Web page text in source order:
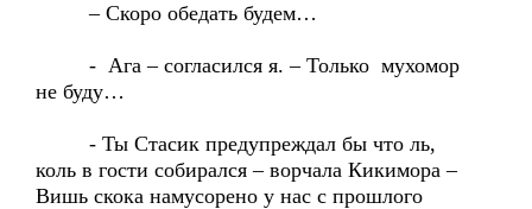
– Скоро обедать будем…
- Ага – согласился я. – Только мухомор
не буду…
- Ты Стасик предупреждал бы что ль,
коль в гости собирался – ворчала Кикимора –
Вишь скока намусорено у нас с прошлого